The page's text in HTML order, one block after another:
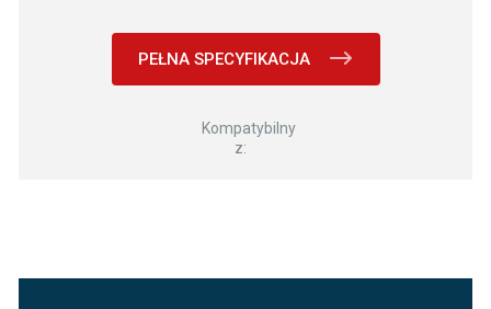
PEŁNA SPECYFIKACJA
Kompatybilny
z: